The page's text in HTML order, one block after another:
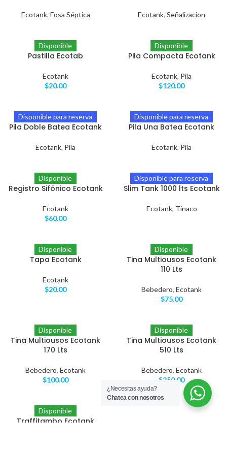
Ecotank, Fosa Séptica Ecotank, Señalizacion
Disponible
Pastilla Ecotab
Ecotank
$20.00
Disponible
Pila Compacta Ecotank
Ecotank, Pila
$120.00
Disponible para reserva
Pila Doble Batea Ecotank
Ecotank, Pila
Disponible para reserva
Pila Una Batea Ecotank
Ecotank, Pila
Disponible
Registro Sifónico Ecotank
Ecotank
$60.00
Disponible para reserva
Slim Tank 1000 lts Ecotank
Ecotank, Tinaco
Disponible
Tapa Ecotank
Ecotank
$20.00
Disponible
Tina Multiousos Ecotank
110 Lts
Bebedero, Ecotank
$75.00
Disponible
Tina Multiousos Ecotank
170 Lts
Bebedero, Ecotank
$100.00
Disponible
Tina Multiousos Ecotank
510 Lts
Bebedero, Ecotank
$250.00
Disponible
Traffitambo Ecotank
¿Necesitas ayuda?
Chatea con nosotros